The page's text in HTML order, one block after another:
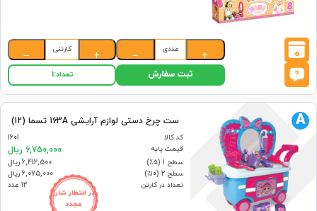
0
+
عددی
−
+
کارتنی
−
ثبت سفارش تعداد:1
در انتظار شارژ
مجدد
ست چرخ دستی لوازم آرایشی 163A تسما (12)
کد کالا
1601
قیمت پایه
6,750,000 ریال
سطح 1 (۵٪)
6,412,500 ریال
سطح 2 (۱۰٪)
6,075,000 ریال
تعداد در کارتن
12 عدد
A